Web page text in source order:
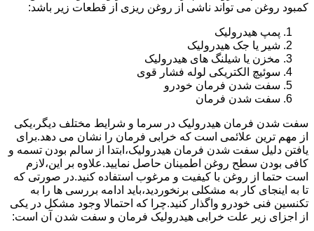
کمبود روغن می تواند ناشی از روغن ریزی از قطعات زیر باشد:
پمپ هیدرولیک
شیر یا جک هیدرولیک
مخزن یا شیلنگ های هیدرولیک
سوئیچ الکتریکی لوله فشار قوی
سفت شدن فرمان خودرو
سفت شدن فرمان
سفت شدن فرمان هیدرولیک در سرما و شرایط مختلف دیگر،یکی
از مهم ترین علائمی است که خرابی فرمان را نشان می دهد.برای
یافتن دلیل سفت شدن فرمان هیدرولیک،ابتدا از سالم بودن تسمه و
کافی بودن سطح روغن اطمینان حاصل نمایید.علاوه بر این،لازم
است حتما از روغن با کیفیت و مرغوب استفاده کنید.در صورتی که
تا به اینجای کار به مشکلی برنخوردید،باید ادامه بررسی ها را به
تکنسین فنی خودرو واگذار کنید.چرا که احتمالا وجود مشکل در یکی
از اجزای زیر علت خرابی هیدرولیک فرمان و سفت شدن آن است: